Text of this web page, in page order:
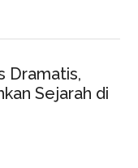
Dramatis,
Sejarah di